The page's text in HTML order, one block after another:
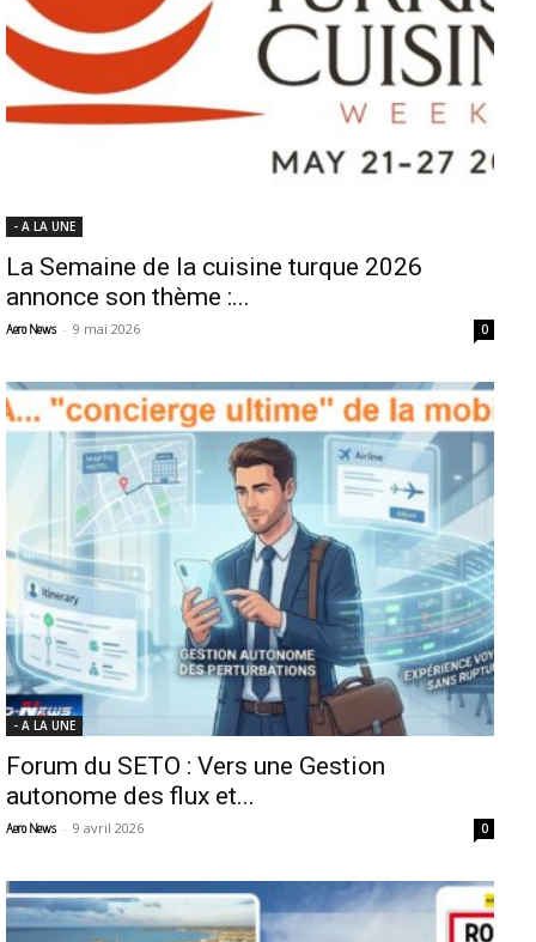
- A LA UNE
La Semaine de la cuisine turque 2026
annonce son thème :...
Aero News - 9 mai 2026 0
- A LA UNE
Forum du SETO : Vers une Gestion
autonome des flux et...
Aero News - 9 avril 2026 0